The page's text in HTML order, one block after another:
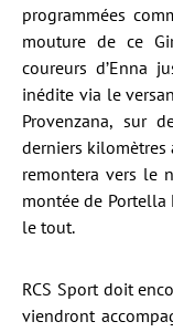
programmées
mouture de ce
coureurs d’Enna
inédite via le
Provenzana, sur
derniers kilomètres
remontera vers le
montée de Portella
le tout.
RCS Sport doit
viendront